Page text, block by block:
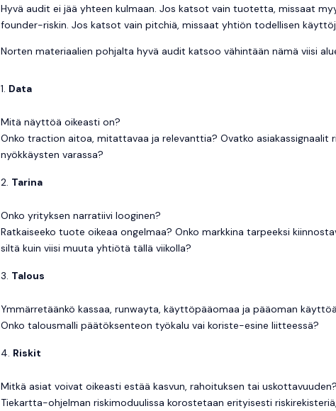
Hyvä audit ei jää yhteen kulmaan. Jos katsot vain tuotetta, missaat
founder-riskin. Jos katsot vain pitchiä, missaat yhtiön todellisen
Norten materiaalien pohjalta hyvä audit katsoo vähintään nämä viisi
Data
Mitä näyttöä oikeasti on?
Onko traction aitoa, mitattavaa ja relevanttia? Ovatko asiakassignaalit
nyökkäysten varassa?
Tarina
Onko yrityksen narratiivi looginen?
Ratkaiseeko tuote oikeaa ongelmaa? Onko markkina tarpeeksi
siltä kuin viisi muuta yhtiötä tällä viikolla?
Talous
Ymmärretäänkö kassaa, runwayta, käyttöpääomaa ja pääoman
Onko talousmalli päätöksenteon työkalu vai koriste-esine liitteessä?
Riskit
Mitkä asiat voivat oikeasti estää kasvun, rahoituksen tai uskottavuuden?
Tiekartta-ohjelman riskimoduulissa korostetaan erityisesti